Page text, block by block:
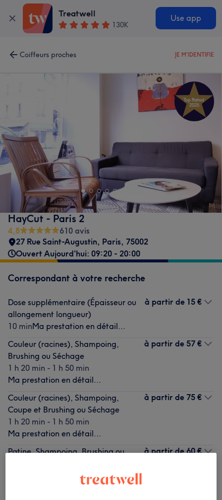
Treatwell
130K
Use app
Coiffeurs proches JE M'IDENTIFIE
HayCut - Paris 2
4,8
610 avis
27 Rue Saint-Augustin, Paris, 75002
Ouvert Aujourd'hui: 09:20 - 20:00
Correspondant à votre recherche
Dose supplémentaire (Épaisseur ou
allongement longueur)
10 minMa prestation en détail...
à partir de 15 €
Couleur (racines), Shampoing,
Brushing ou Séchage
1 h 20 min - 1 h 50 min
Ma prestation en détail...
à partir de 57 €
Couleur (racines), Shampoing,
Coupe et Brushing ou Séchage
1 h 20 min - 1 h 50 min
Ma prestation en détail...
à partir de 75 €
Patine, Shampoing, Brushing ou
1 h 25 min - 1 h 55 min
Ma prestation en détail...
à partir de 60 €